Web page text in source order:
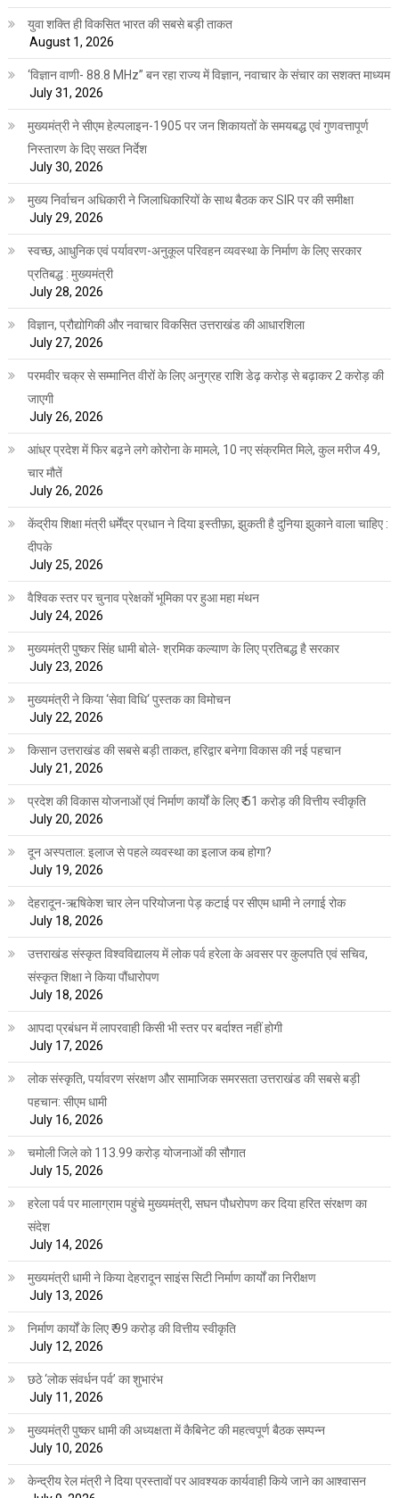
युवा शक्ति ही विकसित भारत की सबसे बड़ी ताकत
August 1, 2026
‘विज्ञान वाणी- 88.8 MHz” बन रहा राज्य में विज्ञान, नवाचार के संचार का सशक्त माध्यम
July 31, 2026
मुख्यमंत्री ने सीएम हेल्पलाइन-1905 पर जन शिकायतों के समयबद्ध एवं गुणवत्तापूर्ण
निस्तारण के दिए सख्त निर्देश
July 30, 2026
मुख्य निर्वाचन अधिकारी ने जिलाधिकारियों के साथ बैठक कर SIR पर की समीक्षा
July 29, 2026
स्वच्छ, आधुनिक एवं पर्यावरण-अनुकूल परिवहन व्यवस्था के निर्माण के लिए सरकार
प्रतिबद्ध : मुख्यमंत्री
July 28, 2026
विज्ञान, प्रौद्योगिकी और नवाचार विकसित उत्तराखंड की आधारशिला
July 27, 2026
परमवीर चक्र से सम्मानित वीरों के लिए अनुग्रह राशि डेढ़ करोड़ से बढ़ाकर 2 करोड़ की
जाएगी
July 26, 2026
आंध्र प्रदेश में फिर बढ़ने लगे कोरोना के मामले, 10 नए संक्रमित मिले, कुल मरीज 49,
चार मौतें
July 26, 2026
केंद्रीय शिक्षा मंत्री धर्मेंद्र प्रधान ने दिया इस्तीफ़ा, झुकती है दुनिया झुकाने वाला चाहिए :
दीपके
July 25, 2026
वैश्विक स्तर पर चुनाव प्रेक्षकों भूमिका पर हुआ महा मंथन
July 24, 2026
मुख्यमंत्री पुष्कर सिंह धामी बोले- श्रमिक कल्याण के लिए प्रतिबद्ध है सरकार
July 23, 2026
मुख्यमंत्री ने किया ‘सेवा विधि‘ पुस्तक का विमोचन
July 22, 2026
किसान उत्तराखंड की सबसे बड़ी ताकत, हरिद्वार बनेगा विकास की नई पहचान
July 21, 2026
प्रदेश की विकास योजनाओं एवं निर्माण कार्यों के लिए ₹ 51 करोड़ की वित्तीय स्वीकृति
July 20, 2026
दून अस्पताल: इलाज से पहले व्यवस्था का इलाज कब होगा?
July 19, 2026
देहरादून-ऋषिकेश चार लेन परियोजना पेड़ कटाई पर सीएम धामी ने लगाई रोक
July 18, 2026
उत्तराखंड संस्कृत विश्वविद्यालय में लोक पर्व हरेला के अवसर पर कुलपति एवं सचिव,
संस्कृत शिक्षा ने किया पौंधारोपण
July 18, 2026
आपदा प्रबंधन में लापरवाही किसी भी स्तर पर बर्दाश्त नहीं होगी
July 17, 2026
लोक संस्कृति, पर्यावरण संरक्षण और सामाजिक समरसता उत्तराखंड की सबसे बड़ी
पहचान: सीएम धामी
July 16, 2026
चमोली जिले को 113.99 करोड़ योजनाओं की सौगात
July 15, 2026
हरेला पर्व पर मालाग्राम पहुंचे मुख्यमंत्री, सघन पौधरोपण कर दिया हरित संरक्षण का
संदेश
July 14, 2026
मुख्यमंत्री धामी ने किया देहरादून साइंस सिटी निर्माण कार्यों का निरीक्षण
July 13, 2026
निर्माण कार्यों के लिए ₹ 99 करोड़ की वित्तीय स्वीकृति
July 12, 2026
छठे ‘लोक संवर्धन पर्व’ का शुभारंभ
July 11, 2026
मुख्यमंत्री पुष्कर धामी की अध्यक्षता में कैबिनेट की महत्वपूर्ण बैठक सम्पन्न
July 10, 2026
केन्द्रीय रेल मंत्री ने दिया प्रस्तावों पर आवश्यक कार्यवाही किये जाने का आश्वासन